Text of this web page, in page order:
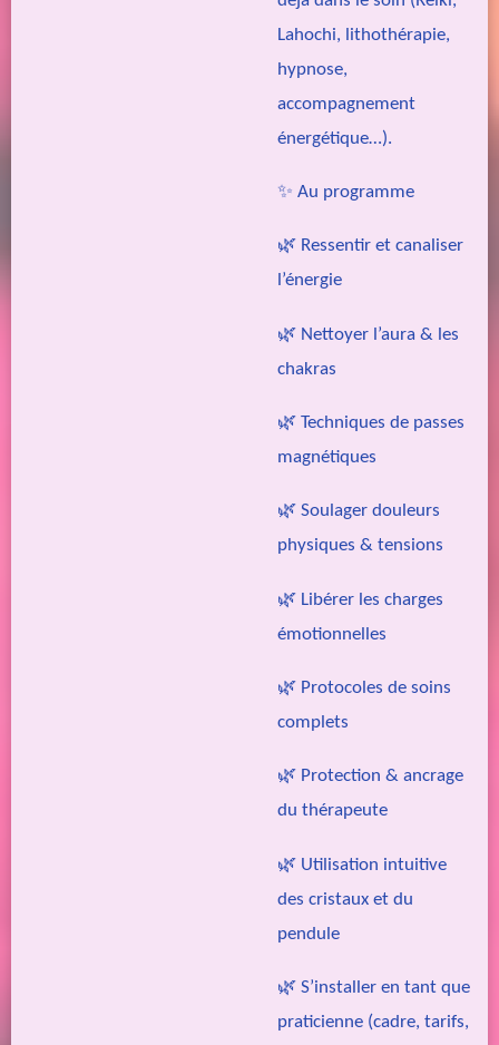
Lahochi, lithothérapie,
hypnose,
accompagnement
énergétique…).
✨ Au programme
🌿 Ressentir et canaliser
l’énergie
🌿 Nettoyer l’aura & les
chakras
🌿 Techniques de passes
magnétiques
🌿 Soulager douleurs
physiques & tensions
🌿 Libérer les charges
émotionnelles
🌿 Protocoles de soins
complets
🌿 Protection & ancrage
du thérapeute
🌿 Utilisation intuitive
des cristaux et du
pendule
🌿 S’installer en tant que
praticienne (cadre, tarifs,